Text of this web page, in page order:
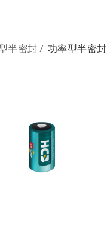
半密封/ 功率型半密封